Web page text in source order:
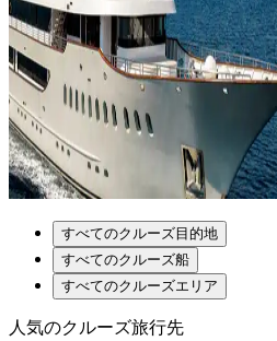
すべてのクルーズ目的地
すべてのクルーズ船
すべてのクルーズエリア
人気のクルーズ旅行先